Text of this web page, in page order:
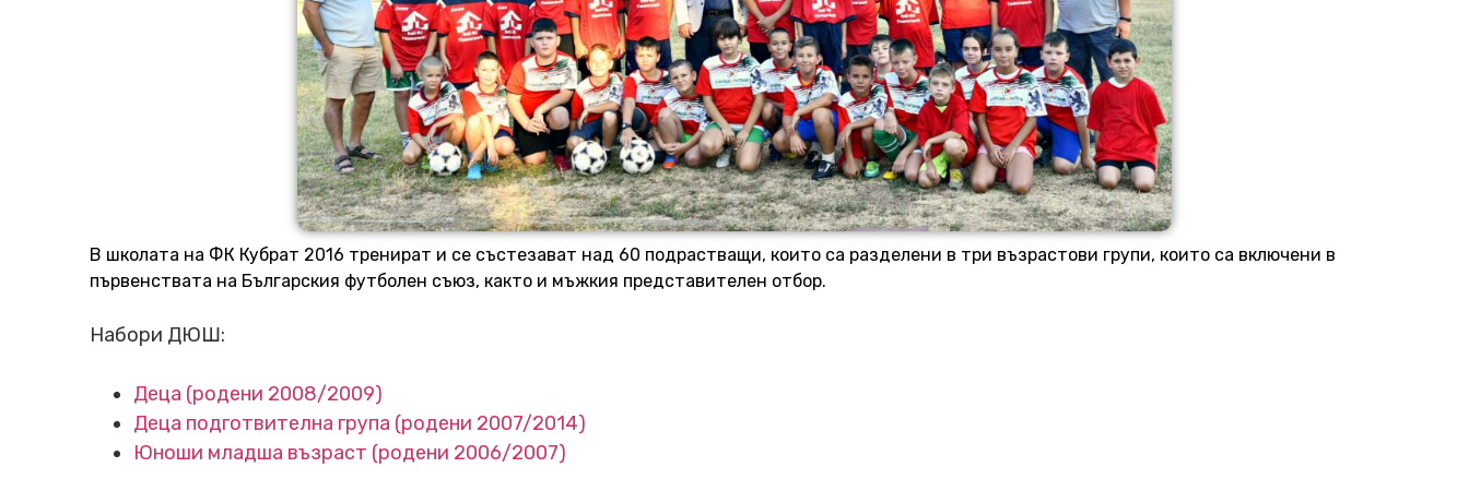
В школата на ФК Кубрат 2016 тренират и се състезават над 60 подрастващи, които са разделени в три възрастови групи, които са включени в
първенствата на Българския футболен съюз, както и мъжкия представителен отбор.
Набори ДЮШ:
Деца (родени 2008/2009)
Деца подготвителна група (родени 2007/2014)
Юноши младша възраст (родени 2006/2007)